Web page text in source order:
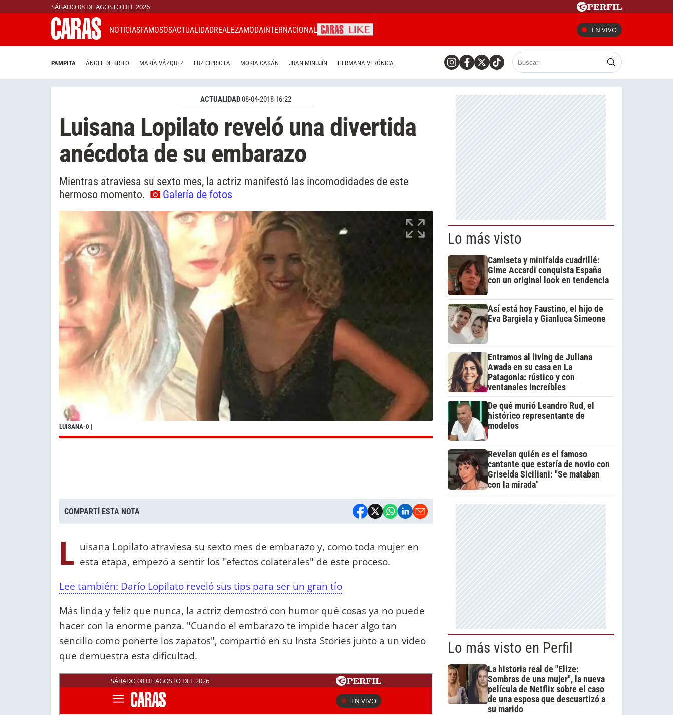
SÁBADO 08 DE AGOSTO DEL 2026
NOTICIASFAMOSOSACTUALIDADREALEZAMODAINTERNACIONAL EN VIVO
PAMPITA ÁNGEL DE BRITO MARÍA VÁZQUEZ LUZ CIPRIOTA MORIA CASÁN JUAN MINUJÍN HERMANA VERÓNICA
ACTUALIDAD08-04-2018 16:22
Luisana Lopilato reveló una divertida
anécdota de su embarazo
Mientras atraviesa su sexto mes, la actriz manifestó las incomodidades de este
hermoso momento.
Galería de fotos
LUISANA-0 |
COMPARTÍ ESTA NOTA
L uisana Lopilato atraviesa su sexto mes de embarazo y, como toda mujer en
esta etapa, empezó a sentir los "efectos colaterales" de este proceso.
Lee también: Darío Lopilato reveló sus tips para ser un gran tío
Más linda y feliz que nunca, la actriz demostró con humor qué cosas ya no puede
hacer con la enorme panza. "Cuando el embarazo te impide hacer algo tan
sencillo como ponerte los zapatos", compartió en su Insta Stories junto a un video
que demuestra esta dificultad.
Lo más visto
Camiseta y minifalda cuadrillé:
Gime Accardi conquista España
con un original look en tendencia
Así está hoy Faustino, el hijo de
Eva Bargiela y Gianluca Simeone
Entramos al living de Juliana
Awada en su casa en La
Patagonia: rústico y con
ventanales increíbles
De qué murió Leandro Rud, el
histórico representante de
modelos
Revelan quién es el famoso
cantante que estaría de novio con
Griselda Siciliani: "Se mataban
con la mirada"
Lo más visto en Perfil
La historia real de "Elize:
Sombras de una mujer", la nueva
película de Netflix sobre el caso
de una esposa que descuartizó a
su marido